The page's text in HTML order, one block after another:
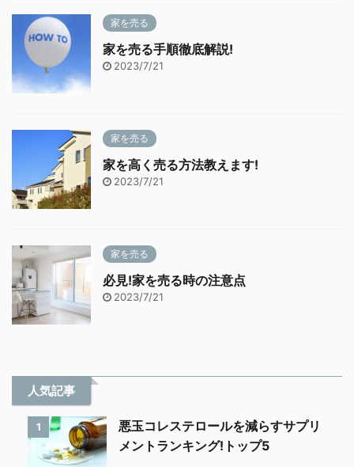
家を売る
家を売る手順徹底解説!
2023/7/21
家を売る
家を高く売る方法教えます!
2023/7/21
家を売る
必見!家を売る時の注意点
2023/7/21
人気記事
1
悪玉コレステロールを減らすサプリ
メントランキング!トップ5